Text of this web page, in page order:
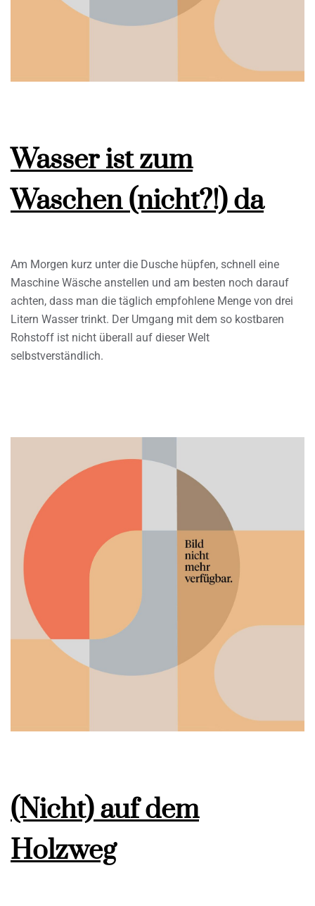
Wasser ist zum
Waschen (nicht?!) da
Am Morgen kurz unter die Dusche hüpfen, schnell eine
Maschine Wäsche anstellen und am besten noch darauf
achten, dass man die täglich empfohlene Menge von drei
Litern Wasser trinkt. Der Umgang mit dem so kostbaren
Rohstoff ist nicht überall auf dieser Welt
selbstverständlich.
(Nicht) auf dem
Holzweg